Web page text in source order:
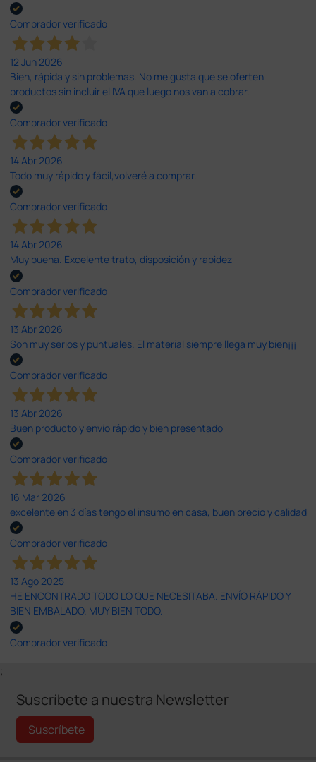
Comprador verificado
12 Jun 2026
Bien, rápida y sin problemas. No me gusta que se oferten
productos sin incluir el IVA que luego nos van a cobrar.
Comprador verificado
14 Abr 2026
Todo muy rápido y fácil,volveré a comprar.
Comprador verificado
14 Abr 2026
Muy buena. Excelente trato, disposición y rapidez
Comprador verificado
13 Abr 2026
Son muy serios y puntuales. El material siempre llega muy bien¡¡¡
Comprador verificado
13 Abr 2026
Buen producto y envío rápido y bien presentado
Comprador verificado
16 Mar 2026
excelente en 3 días tengo el insumo en casa, buen precio y calidad
Comprador verificado
13 Ago 2025
HE ENCONTRADO TODO LO QUE NECESITABA. ENVÍO RÁPIDO Y
BIEN EMBALADO. MUY BIEN TODO.
Comprador verificado
;
Suscríbete a nuestra Newsletter
Suscríbete